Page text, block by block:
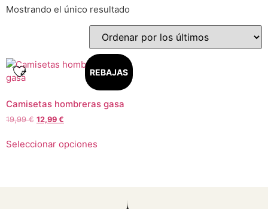
Mostrando el único resultado
REBAJAS
Camisetas hombreras gasa
19,99€ 12,99 €
Seleccionar opciones